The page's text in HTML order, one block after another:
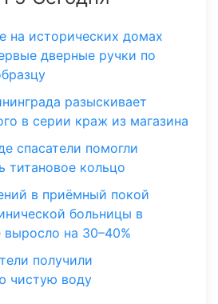
на исторических домах
дверные ручки по
разыскивает
в серии краж из магазина
спасатели помогли
титановое кольцо
в приёмный покой
больницы в
выросло на 30–40%
получили
чистую воду